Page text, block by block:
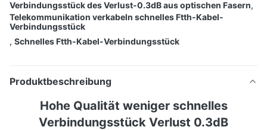
Verbindungsstück des Verlust-0.3dB aus optischen Fasern,
Telekommunikation verkabeln schnelles Ftth-Kabel-
Verbindungsstück
, Schnelles Ftth-Kabel-Verbindungsstück
Produktbeschreibung
Hohe Qualität weniger schnelles
Verbindungsstück Verlust 0.3dB